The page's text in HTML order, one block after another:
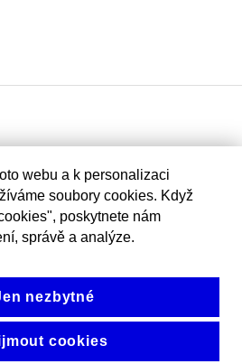
webu a k personalizaci
soubory cookies. Když
poskytnete nám
správě a analýze.
nezbytné
cookies